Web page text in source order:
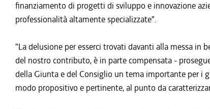
finanziamento di progetti di sviluppo e innovazione
professionalità altamente specializzate".
"La delusione per esserci trovati davanti alla messa in
del nostro contributo, è in parte compensata -
della Giunta e del Consiglio un tema importante per i
modo propositivo e pertinente, al punto da